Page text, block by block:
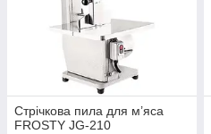
Стрічкова пила для м’яса
FROSTY JG-210